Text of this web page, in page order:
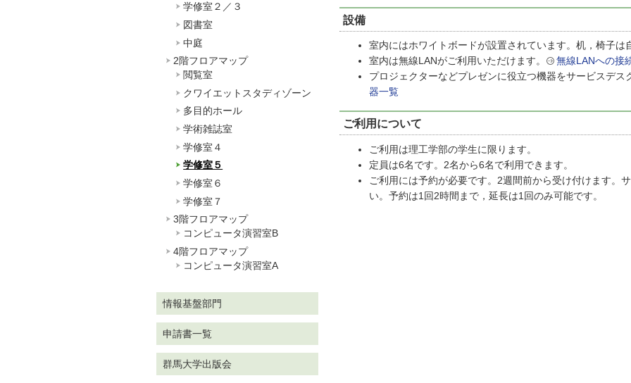
設備
室内にはホワイトボードが設置されています。机，椅子は
室内は無線LANがご利用いただけます。
無線LANへの接
プロジェクターなどプレゼンに役立つ機器をサービスデス
器一覧
ご利用について
ご利用は理工学部の学生に限ります。
定員は6名です。2名から6名で利用できます。
ご利用には予約が必要です。2週間前から受け付けます。
い。予約は1回2時間まで，延長は1回のみ可能です。
学修室２／３
図書室
中庭
2階フロアマップ
閲覧室
クワイエットスタディゾーン
多目的ホール
学術雑誌室
学修室４
学修室５
学修室６
学修室７
3階フロアマップ
コンピュータ演習室B
4階フロアマップ
コンピュータ演習室A
情報基盤部門
申請書一覧
群馬大学出版会